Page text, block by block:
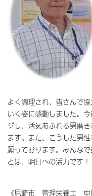
よく調理され、皆さんで
いく姿に感動しました。
ジし、活気あふれる男磨
ます。また、こうした男
願っております。みんな
とは、明日への活力です！
《尼崎市 管理栄養士 中